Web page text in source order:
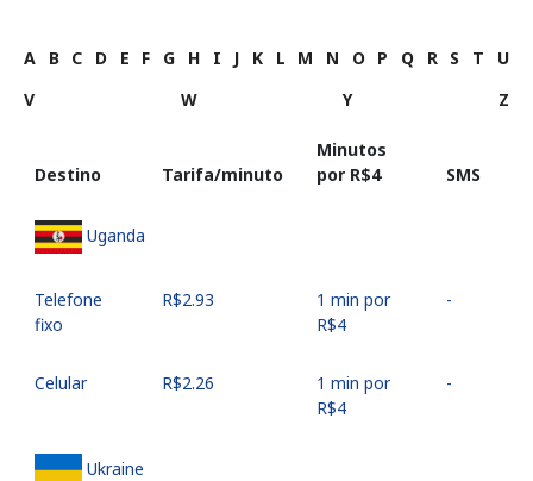
A B C D E F G H I J K L M N O P Q R S T
U
V
W Y Z
Destino Tarifa/minuto
Minutos
por ⁦R$4⁩
SMS
Uganda
Telefone
fixo
⁦R$2.93⁩
1 min por
⁦R$4⁩
-
Celular ⁦R$2.26⁩
1 min por
⁦R$4⁩
-
Ukraine